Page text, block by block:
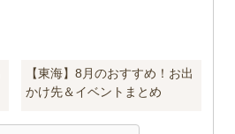
【東海】8月のおすすめ！お出
かけ先＆イベントまとめ